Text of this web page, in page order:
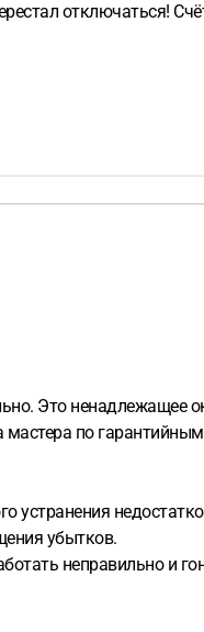
отключаться!
Это ненадлежащее
мастера по
устранения
убытков.
неправильно и